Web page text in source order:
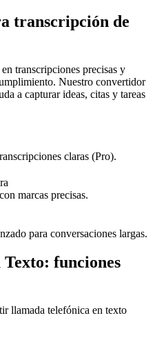
transcripción de
transcripciones precisas y
Nuestro convertidor
a capturar ideas, citas y tareas
claras (Pro).
marcas precisas.
para conversaciones largas.
funciones
llamada telefónica en texto